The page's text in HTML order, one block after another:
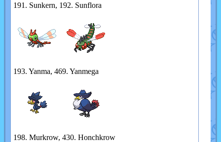
191. Sunkern, 192. Sunflora
193. Yanma, 469. Yanmega
198. Murkrow, 430. Honchkrow